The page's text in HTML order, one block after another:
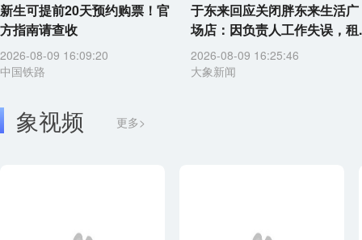
新生可提前20天预约购票！官
方指南请查收
2026-08-09 16:09:20
中国铁路
于东来回应关闭胖东来生活广
场店：因负责人工作失误，租
2026-08-09 16:25:46
大象新闻
象视频 更多>